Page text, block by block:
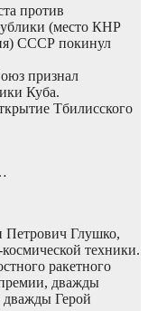
против
(место КНР
СССР покинул
признал
Куба.
Тбилисского
Петрович Глушко,
техники.
ракетного
премии, дважды
дважды Герой